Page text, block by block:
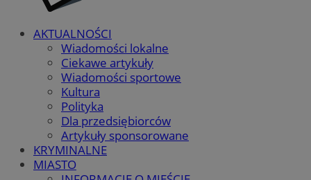
AKTUALNOŚCI
Wiadomości lokalne
Ciekawe artykuły
Wiadomości sportowe
Kultura
Polityka
Dla przedsiębiorców
Artykuły sponsorowane
KRYMINALNE
MIASTO